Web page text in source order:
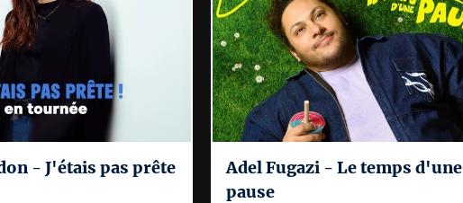
- J'étais pas prête
Adel Fugazi - Le temps d'une
pause